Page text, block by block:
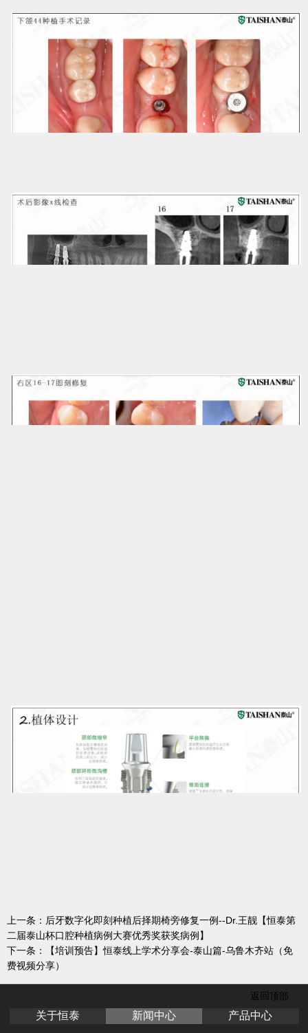
上一条： 后牙数字化即刻种植后择期椅旁修复一例--Dr.王靓【恒泰第
二届泰山杯口腔种植病例大赛优秀奖获奖病例】
下一条：
【培训预告】恒泰线上学术分享会-泰山篇-乌鲁木齐站（免
费视频分享）
返回顶部
关于恒泰 新闻中心 产品中心